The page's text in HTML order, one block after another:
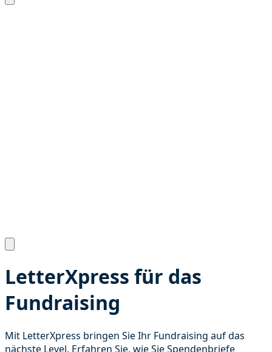
LetterXpress für das
Fundraising
Mit LetterXpress bringen Sie Ihr Fundraising auf das
nächste Level. Erfahren Sie, wie Sie Spendenbriefe